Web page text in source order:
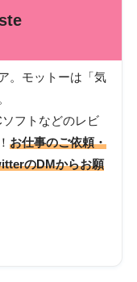
。モットーは「気
フトなどのレビ
お仕事のご依頼・
のDMからお願